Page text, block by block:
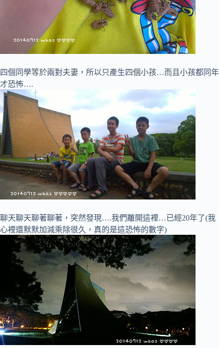
四個同學等於兩對夫妻，所以只產生四個小孩…而且小孩都同年
才恐怖….
聊天聊天聊著聊著，突然發現….我們離開這裡…已經20年了(我
心裡還默默加減乘除很久，真的是這恐怖的數字)